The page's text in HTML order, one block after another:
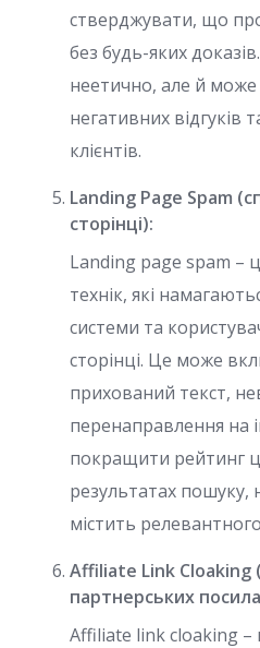
стверджувати, що
без будь-яких
неетично, але й
негативних відгуків
клієнтів.
Landing Page Spam
сторінці):
Landing page spam –
технік, які
системи та
сторінці. Це може
прихований текст,
перенаправлення на
покращити рейтинг
результатах пошуку,
містить
Affiliate Link Cloaking
партнерських
Affiliate link cloaking –